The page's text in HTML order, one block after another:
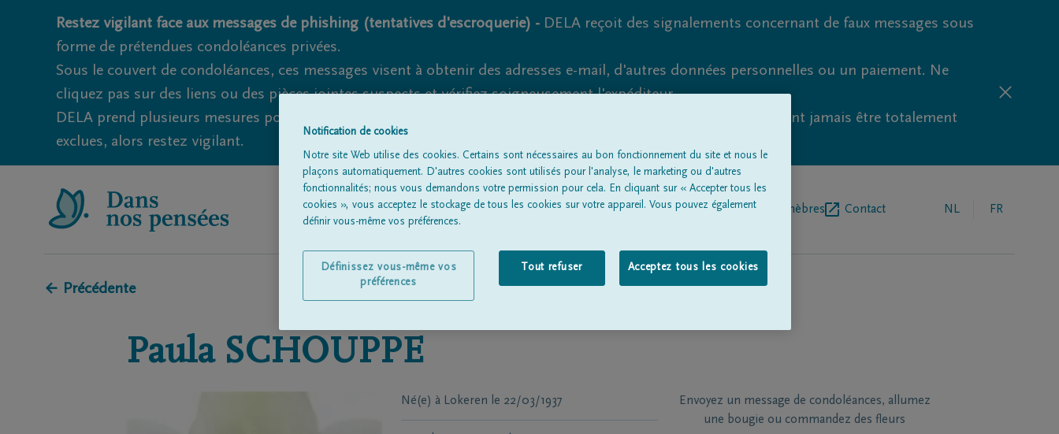
Restez vigilant face aux messages de phishing (tentatives d'escroquerie) - DELA reçoit des signalements concernant de faux messages sous
forme de prétendues condoléances privées.
Sous le couvert de condoléances, ces messages visent à obtenir des adresses e-mail, d'autres données personnelles ou un paiement. Ne
cliquez pas sur des liens ou des pièces jointes suspects et vérifiez soigneusement l'expéditeur.
DELA prend plusieurs mesures pour éviter cela. Cependant, les tentatives d'hameçonnage et de fraude ne peuvent jamais être totalement
exclues, alors restez vigilant.
Tous les avis de décèsÀ propos de nousEntrepreneur de pompes funèbres Contact NL FR
← Précédente
Paula SCHOUPPE
Né(e) à Lokeren le 22/03/1937
Envoyez un message de condoléances, allumez
une bougie ou commandez des fleurs
Notification de cookies
Notre site Web utilise des cookies. Certains sont nécessaires au bon fonctionnement du site et nous le
plaçons automatiquement. D'autres cookies sont utilisés pour l'analyse, le marketing ou d'autres
fonctionnalités; nous vous demandons votre permission pour cela. En cliquant sur « Accepter tous les
cookies », vous acceptez le stockage de tous les cookies sur votre appareil. Vous pouvez également
définir vous-même vos préférences.
Tout refuser Acceptez tous les cookies
Définissez vous-même vos
préférences